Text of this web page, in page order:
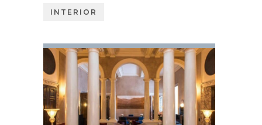
INTERIOR